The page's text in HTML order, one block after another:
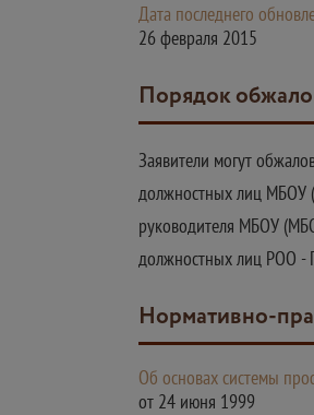
Дата последнего
26 февраля 2015
Порядок
Заявители могут
должностных лиц
руководителя МБОУ
должностных лиц РОО -
Нормативно-
Об основах системы
от 24 июня 1999